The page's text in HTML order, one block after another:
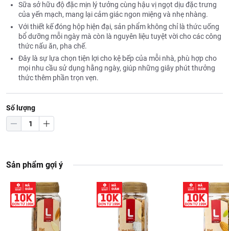
Sữa sở hữu độ đặc mịn lý tưởng cùng hậu vị ngọt dịu đặc trưng
của yến mạch, mang lại cảm giác ngon miệng và nhẹ nhàng.
Với thiết kế đóng hộp hiện đại, sản phẩm không chỉ là thức uống
bổ dưỡng mỗi ngày mà còn là nguyên liệu tuyệt vời cho các công
thức nấu ăn, pha chế.
Đây là sự lựa chọn tiện lợi cho kệ bếp của mỗi nhà, phù hợp cho
mọi nhu cầu sử dụng hằng ngày, giúp những giây phút thưởng
thức thêm phần trọn vẹn.
Số lượng
Sản phẩm gợi ý